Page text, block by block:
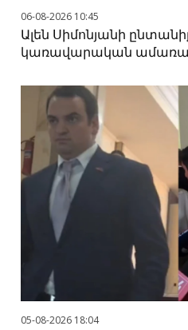
06-08-2026 10:45
Ալեն Սիմոնյանի
կառավարական
05-08-2026 18:04